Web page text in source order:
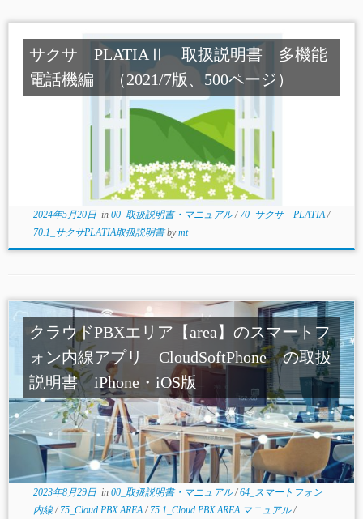
サクサ PLATIAⅡ 取扱説明書 多機能
電話機編 （2021/7版、500ページ）
2024年5月20日in 00_取扱説明書・マニュアル/ 70_サクサ PLATIA/
70.1_サクサPLATIA取扱説明書bymt
クラウドPBXエリア【area】のスマートフ
ォン内線アプリ CloudSoftPhone の取扱
説明書 iPhone・iOS版
2023年8月29日in 00_取扱説明書・マニュアル/64_スマートフォン
内線/ 75_Cloud PBX AREA/ 75.1_Cloud PBX AREA マニュアル/